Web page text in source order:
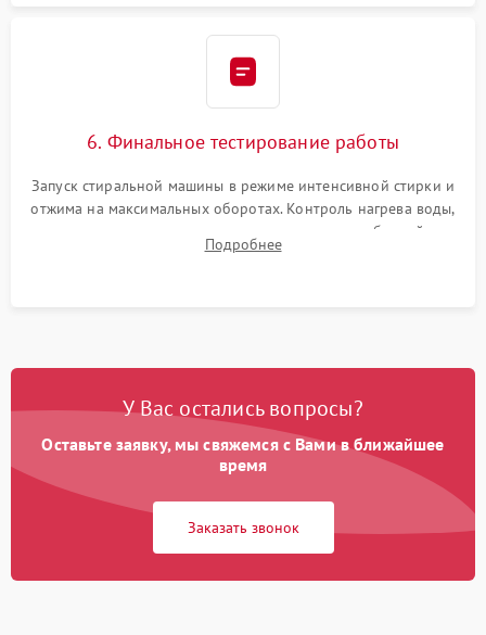
6. Финальное тестирование работы
Запуск стиральной машины в режиме интенсивной стирки и
отжима на максимальных оборотах. Контроль нагрева воды,
корректности слива, отсутствия излишних вибраций,
посторонних стуков и протечек под корпусом.
Подробнее
У Вас остались вопросы?
Оставьте заявку, мы свяжемся с Вами в ближайшее
время
Заказать звонок